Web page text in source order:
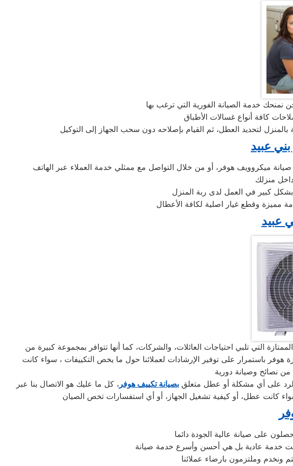
عبيد
بشكل كبير في العمل لدى ربة المنزل
عبيد
التي تلبي احتياجات العائلات، والشركات، كما أنها تتوافر بمجموعة كبيرة من
باستمرار على توفير الإرشادات لعملائنا حول ما يخص التكييفات ، سواء كانت
على أي مشكلة أو عطل متعلقبصيانة تكييف هوفر ، كل ما عليك هو الاتصال بنا عبر
كانت عطل، أو كيفية تشغيل الجهاز، أو أي استفسارات تخص الصيان
على صيانة عالية الجودة دائما
خدمة عادية بل هي أحسن وأسرع خدمة صيانة
ونخدم وملتزمون بارضاء عملائنا